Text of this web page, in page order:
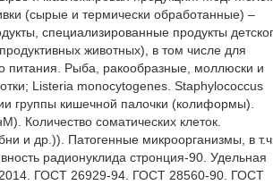
(сырые и термически обработанные) –
специализированные продукты
животных), в том числе для
питания. Рыба, ракообразные, моллюски и
Listeria monocytogenes. Staphylococcus
группы кишечной палочки (колиформы).
Количество соматических клеток.
и др.)). Патогенные микроорганизмы, в
радионуклида стронция-90. Удельная
ГОСТ 26929-94. ГОСТ 28560-90. ГОСТ